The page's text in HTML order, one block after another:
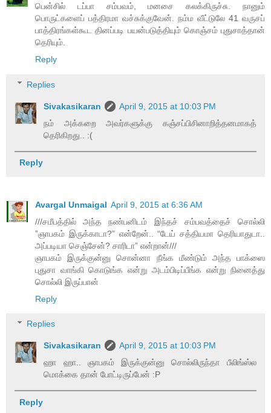
பென்சில் டப்பா சம்பவம், மனசை கலக்கிருச்சு. நானும்
பொருட்களைப் பத்திரமா வச்சுக்குவேன். நம்ம வீட்டுலே 41 வருசப்
பாத்திரங்கள்கூட தினப்படி பயன்படுத்தியும் கொஞ்சம் புதுசாத்தான்
தெரியும்.
Reply
Replies
Sivakasikaran
April 9, 2015 at 10:03 PM
நம் அக்கறை அவர்களுக்கு கஞ்சப்பிசினாறித்தனமாகத்
தெரிகிறது.. :(
Reply
Avargal Unmaigal April 9, 2015 at 6:36 AM
///சமீபத்தில் அந்த நண்பனிடம் இந்தச் சம்பவத்தைச் சொல்லி
”ஞாபகம் இருக்காடா?” என்றேன்.. “டேய் சத்தியமா தெரியாதுடா..
அப்படியா செஞ்சேன்? சாரிடா” என்றான்///
ஞாபகம் இருக்குன்னு சொன்னா நீங்க மீண்டும் அந்த பாக்ஸை
புதுசா வாங்கி கொடுங்க என்று அடம்பிடிப்பீங்க என்று நினைத்து
சொல்லி இருப்பான்
Reply
Replies
Sivakasikaran
April 9, 2015 at 10:03 PM
ஹா ஹா.. ஞாபகம் இருக்குன்னு சொல்லிருந்தா பீலிங்ஸ்ல
மொக்கை தான் போட்டிருப்பேன் :P
Reply